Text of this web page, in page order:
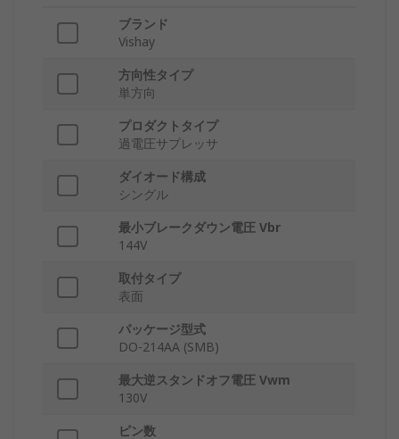
ブランド
Vishay
方向性タイプ
単方向
プロダクトタイプ
過電圧サプレッサ
ダイオード構成
シングル
最小ブレークダウン電圧 Vbr
144V
取付タイプ
表面
パッケージ型式
DO-214AA (SMB)
最大逆スタンドオフ電圧 Vwm
130V
ピン数